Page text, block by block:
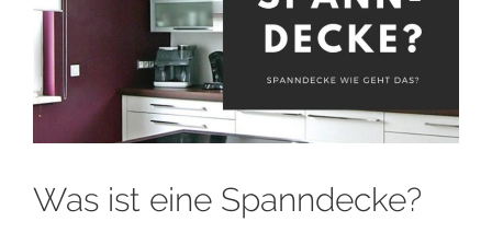
Was ist eine Spanndecke?